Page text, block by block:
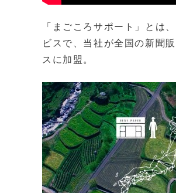
「まごころサポート」とは
ビスで、当社が全国の新聞
スに加盟。